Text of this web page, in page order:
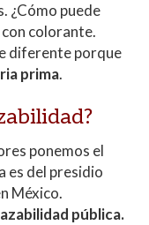
¿Cómo puede
con colorante.
diferente porque
prima.
ponemos el
es del presidio
México.
pública.